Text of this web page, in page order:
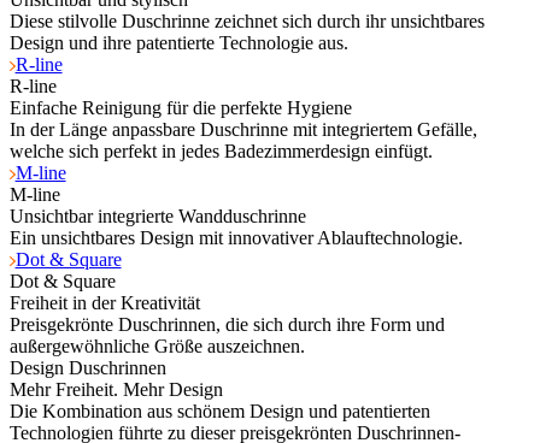
Diese stilvolle Duschrinne zeichnet sich durch ihr unsichtbares
Design und ihre patentierte Technologie aus.
R-line
R-line
Einfache Reinigung für die perfekte Hygiene
In der Länge anpassbare Duschrinne mit integriertem Gefälle,
welche sich perfekt in jedes Badezimmerdesign einfügt.
M-line
M-line
Unsichtbar integrierte Wandduschrinne
Ein unsichtbares Design mit innovativer Ablauftechnologie.
Dot & Square
Dot & Square
Freiheit in der Kreativität
Preisgekrönte Duschrinnen, die sich durch ihre Form und
außergewöhnliche Größe auszeichnen.
Design Duschrinnen
Mehr Freiheit. Mehr Design
Die Kombination aus schönem Design und patentierten
Technologien führte zu dieser preisgekrönten Duschrinnen-